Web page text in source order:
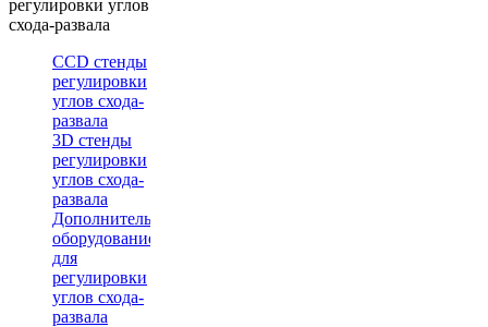
регулировки углов
схода-развала
CCD стенды
регулировки
углов схода-
развала
3D стенды
регулировки
углов схода-
развала
Дополнительное
оборудование
для
регулировки
углов схода-
развала